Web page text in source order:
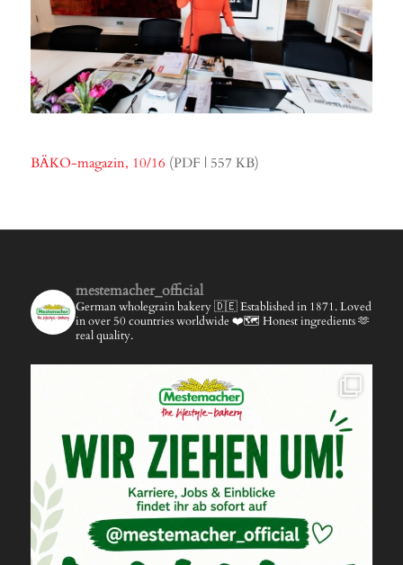
BÄKO-magazin, 10/16 (PDF | 557 KB)
mestemacher_official
German wholegrain bakery 🇩🇪Established in 1871.Loved
in over 50 countries worldwide ❤️🗺️ Honest ingredients 🫶
real quality.